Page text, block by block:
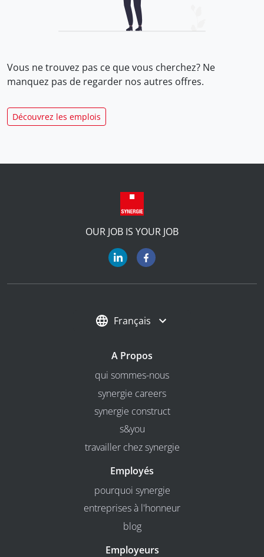
Vous ne trouvez pas ce que vous cherchez? Ne
manquez pas de regarder nos autres offres.
Découvrez les emplois
OUR JOB IS YOUR JOB
Français
A Propos
qui sommes-nous
synergie careers
synergie construct
s&you
travailler chez synergie
Employés
pourquoi synergie
entreprises à l'honneur
blog
Employeurs